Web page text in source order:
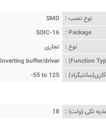
نوع نصب :
SMD
Package :
SOIC-16
نوع :
تجاری
Inverting buffer/driver
:
-55 to 125
تکی (ولت) : 18